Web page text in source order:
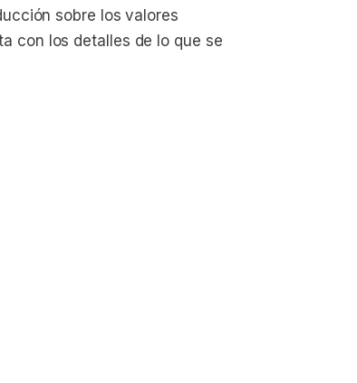
sobre los valores
con los detalles de lo que se